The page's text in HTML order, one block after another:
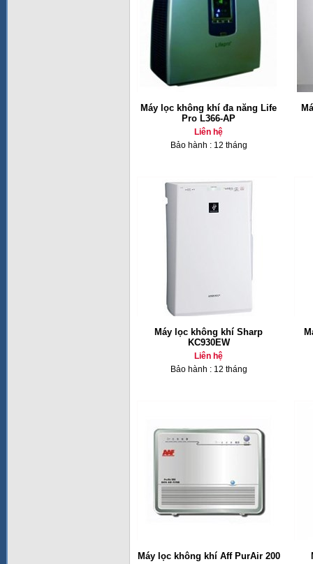
Máy lọc không khí đa năng Life
Pro L366-AP
Liên hệ
Bảo hành : 12 tháng
Máy lọc không khí Sharp
KC930EW
Liên hệ
Bảo hành : 12 tháng
Máy lọc không khí Aff PurAir 200